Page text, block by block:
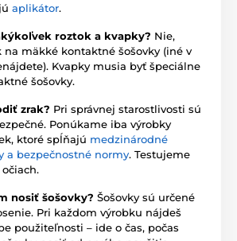
aplikátor.
roztok a kvapky? Nie,
na mäkké kontaktné šošovky (iné v
Kvapky musia byť špeciálne
šošovky.
zrak? Pri správnej starostlivosti sú
Ponúkame iba výrobky
ktoré spĺňajú medzinárodné
a bezpečnostné normy. Testujeme
nosiť šošovky? Šošovky sú určené
Pri každom výrobku nájdeš
použiteľnosti – ide o čas, počas